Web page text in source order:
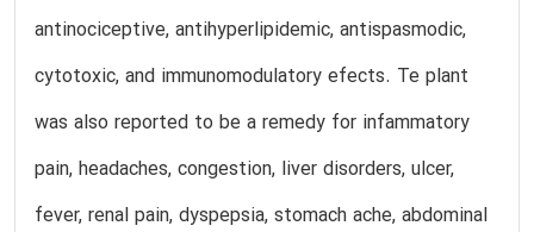
antinociceptive, antihyperlipidemic, antispasmodic,
cytotoxic, and immunomodulatory efects. Te plant
was also reported to be a remedy for infammatory
pain, headaches, congestion, liver disorders, ulcer,
fever, renal pain, dyspepsia, stomach ache, abdominal